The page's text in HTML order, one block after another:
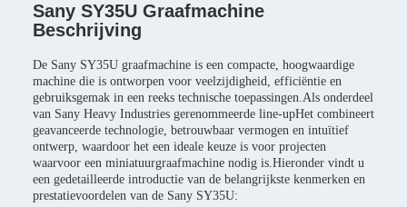
Sany SY35U Graafmachine
Beschrijving
De Sany SY35U graafmachine is een compacte, hoogwaardige
machine die is ontworpen voor veelzijdigheid, efficiëntie en
gebruiksgemak in een reeks technische toepassingen.Als onderdeel
van Sany Heavy Industries gerenommeerde line-upHet combineert
geavanceerde technologie, betrouwbaar vermogen en intuïtief
ontwerp, waardoor het een ideale keuze is voor projecten
waarvoor een miniatuurgraafmachine nodig is.Hieronder vindt u
een gedetailleerde introductie van de belangrijkste kenmerken en
prestatievoordelen van de Sany SY35U: